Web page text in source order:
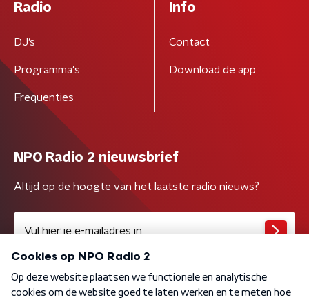
Radio
DJ’s
Programma's
Frequenties
Info
Contact
Download de app
NPO Radio 2 nieuwsbrief
Altijd op de hoogte van het laatste radio nieuws?